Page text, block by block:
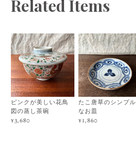
Related Items
ピンクが美しい花鳥
図の蒸し茶碗
¥3,680
たこ唐草のシンプル
なお皿
¥1,860